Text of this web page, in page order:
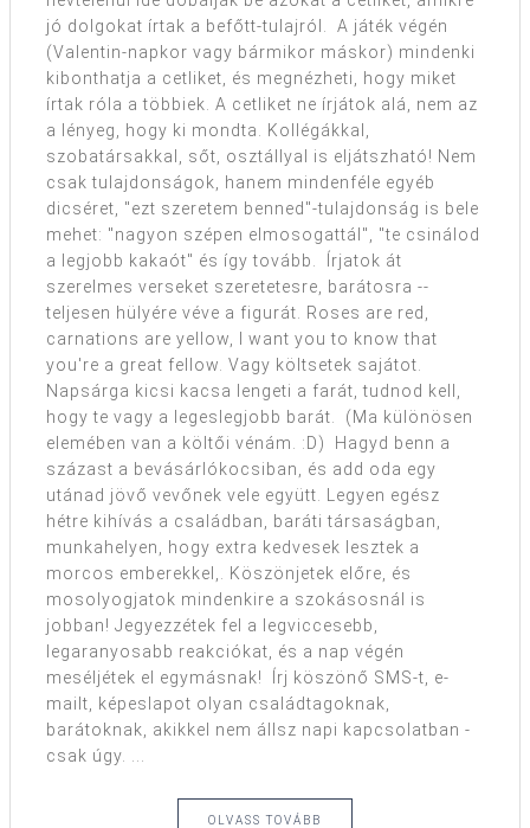
jó dolgokat írtak a befőtt-tulajról. A játék végén
(Valentin-napkor vagy bármikor máskor) mindenki
kibonthatja a cetliket, és megnézheti, hogy miket
írtak róla a többiek. A cetliket ne írjátok alá, nem az
a lényeg, hogy ki mondta. Kollégákkal,
szobatársakkal, sőt, osztállyal is eljátszható! Nem
csak tulajdonságok, hanem mindenféle egyéb
dicséret, "ezt szeretem benned"-tulajdonság is bele
mehet: "nagyon szépen elmosogattál", "te csinálod
a legjobb kakaót" és így tovább. Írjatok át
szerelmes verseket szeretetesre, barátosra --
teljesen hülyére véve a figurát. Roses are red,
carnations are yellow, I want you to know that
you're a great fellow. Vagy költsetek sajátot.
Napsárga kicsi kacsa lengeti a farát, tudnod kell,
hogy te vagy a legeslegjobb barát. (Ma különösen
elemében van a költői vénám. :D) Hagyd benn a
százast a bevásárlókocsiban, és add oda egy
utánad jövő vevőnek vele együtt. Legyen egész
hétre kihívás a családban, baráti társaságban,
munkahelyen, hogy extra kedvesek lesztek a
morcos emberekkel,. Köszönjetek előre, és
mosolyogjatok mindenkire a szokásosnál is
jobban! Jegyezzétek fel a legviccesebb,
legaranyosabb reakciókat, és a nap végén
meséljétek el egymásnak! Írj köszönő SMS-t, e-
mailt, képeslapot olyan családtagoknak,
barátoknak, akikkel nem állsz napi kapcsolatban -
csak úgy. ...
OLVASS TOVÁBB